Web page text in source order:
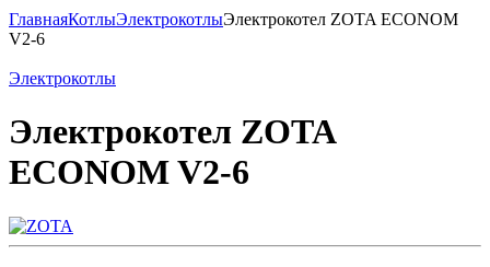
ГлавнаяКотлыЭлектрокотлыЭлектрокотел ZOTA ECONOM
V2-6
Электрокотлы
Электрокотел ZOTA
ECONOM V2-6